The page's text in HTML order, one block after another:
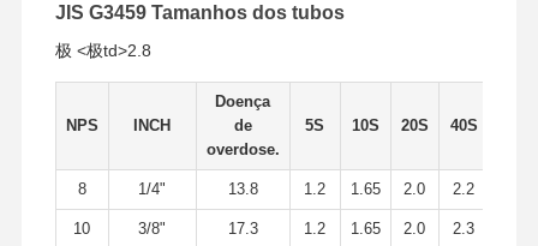
JIS G3459 Tamanhos dos tubos
极 <极td>2.8
NPS INCH
Doença
de
overdose.
5S 10S 20S 40S
8 1/4" 13.8 1.2 1.65 2.0 2.2
10 3/8" 17.3 1.2 1.65 2.0 2.3